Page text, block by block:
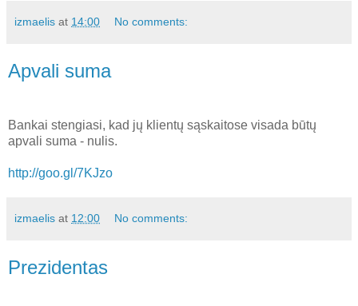
izmaelis at 14:00 No comments:
Apvali suma
Bankai stengiasi, kad jų klientų sąskaitose visada būtų
apvali suma - nulis.
http://goo.gl/7KJzo
izmaelis at 12:00 No comments:
Prezidentas